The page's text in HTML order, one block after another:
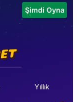
Şimdi Oyna
Yıllık